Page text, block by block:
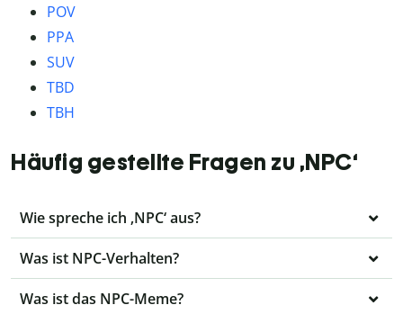
POV
PPA
SUV
TBD
TBH
Häufig gestellte Fragen zu ‚NPC‘
Wie spreche ich ‚NPC‘ aus?
Was ist NPC-Verhalten?
Was ist das NPC-Meme?